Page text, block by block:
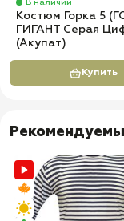
В наличии
Костюм Горка 5
ГИГАНТ Серая
(Акупат)
Купить